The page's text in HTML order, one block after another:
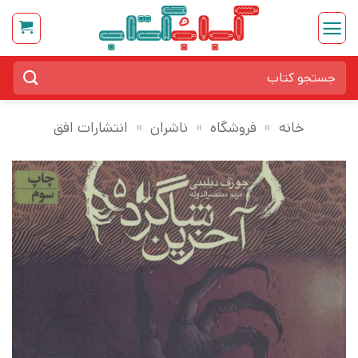
Skip
content
برای:
خانه » فروشگاه » ناشران » انتشارات افق